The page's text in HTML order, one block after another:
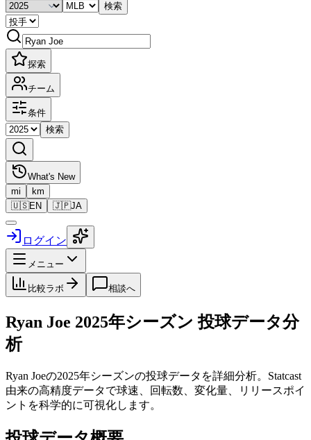
検索
探索
チーム
条件
検索
What's New
mi
km
🇺🇸EN 🇯🇵JA
ログイン
メニュー
比較ラボ 相談へ
Ryan Joe 2025年シーズン 投球データ分
析
Ryan Joeの2025年シーズンの投球データを詳細分析。Statcast
由来の高精度データで球速、回転数、変化量、リリースポイ
ントを科学的に可視化します。